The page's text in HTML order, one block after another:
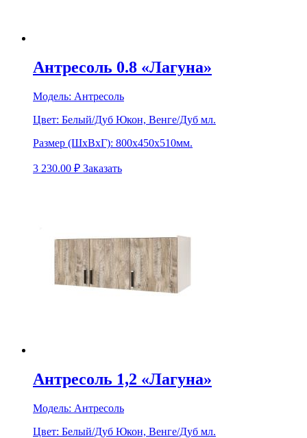
Антресоль 0.8 «Лагуна»
Модель: Антресоль
Цвет: Белый/Дуб Юкон, Венге/Дуб мл.
Размер (ШхВхГ): 800х450х510мм.
3 230.00 ₽ Заказать
Антресоль 1,2 «Лагуна»
Модель: Антресоль
Цвет: Белый/Дуб Юкон, Венге/Дуб мл.